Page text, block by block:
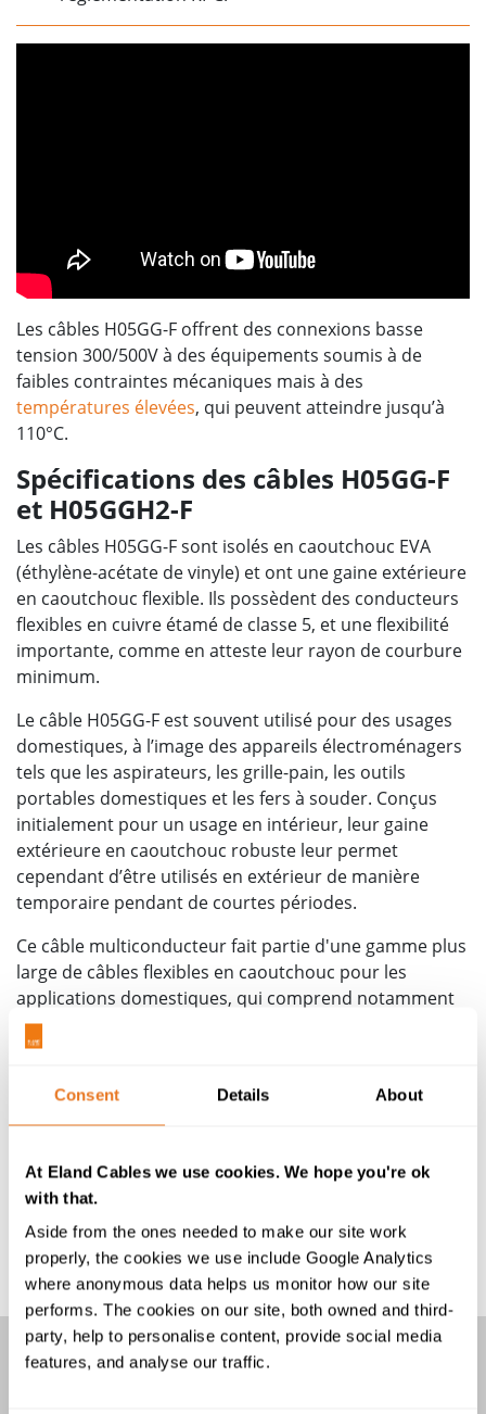
Consent Details About
At Eland Cables we use cookies. We hope you're ok
with that.
Aside from the ones needed to make our site work
properly, the cookies we use include Google Analytics
where anonymous data helps us monitor how our site
performs. The cookies on our site, both owned and third-
party, help to personalise content, provide social media
features, and analyse our traffic.
Les câbles H05GG-F offrent des connexions basse
tension 300/500V à des équipements soumis à de
faibles contraintes mécaniques mais à des
températures élevées, qui peuvent atteindre jusqu’à
110°C.
Spécifications des câbles H05GG-F
et H05GGH2-F
Les câbles H05GG-F sont isolés en caoutchouc EVA
(éthylène-acétate de vinyle) et ont une gaine extérieure
en caoutchouc flexible. Ils possèdent des conducteurs
flexibles en cuivre étamé de classe 5, et une flexibilité
importante, comme en atteste leur rayon de courbure
minimum.
Le câble H05GG-F est souvent utilisé pour des usages
domestiques, à l’image des appareils électroménagers
tels que les aspirateurs, les grille-pain, les outils
portables domestiques et les fers à souder. Conçus
initialement pour un usage en intérieur, leur gaine
extérieure en caoutchouc robuste leur permet
cependant d’être utilisés en extérieur de manière
temporaire pendant de courtes périodes.
Ce câble multiconducteur fait partie d'une gamme plus
large de câbles flexibles en caoutchouc pour les
applications domestiques, qui comprend notamment
lecâble H05RR-F
d'alimentation pour les applications industrielles,
de notre catalogue de câbles haute température, qui
comprend notamment le
Pour plus d'informations quant aux spécifications du
câble H05GG-F ou pour obtenir une assistance dans la
sélection des sections de câbles, n’hésitez pas à
contacter les membres de notre équipe.
H05GG-F AND H05GGH2-F CABLE